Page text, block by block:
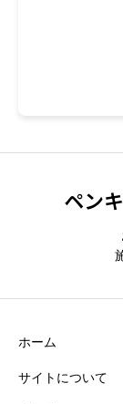
ペン
ホーム
サイトについて